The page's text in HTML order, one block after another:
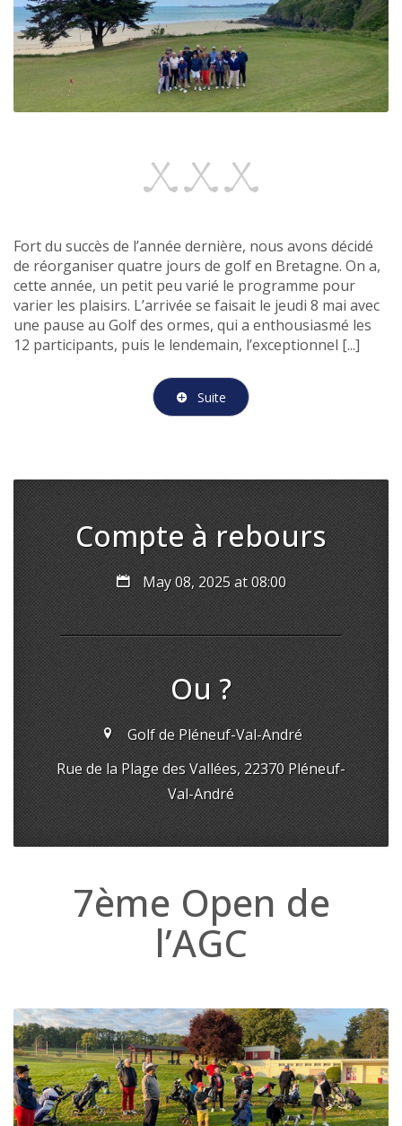
Fort du succès de l’année dernière, nous avons décidé
de réorganiser quatre jours de golf en Bretagne. On a,
cette année, un petit peu varié le programme pour
varier les plaisirs. L’arrivée se faisait le jeudi 8 mai avec
une pause au Golf des ormes, qui a enthousiasmé les
12 participants, puis le lendemain, l’exceptionnel [...]
Suite
Compte à rebours
May 08, 2025 at 08:00
Ou ?
Golf de Pléneuf-Val-André
Rue de la Plage des Vallées, 22370 Pléneuf-
Val-André
7ème Open de
l’AGC